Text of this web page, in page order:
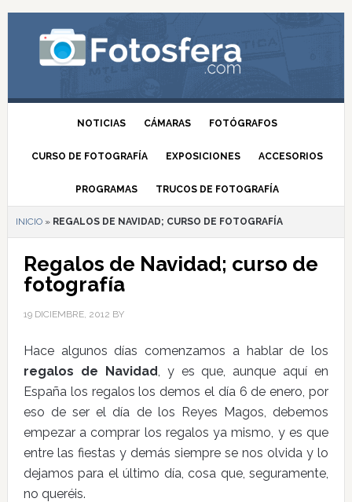
NOTICIAS CÁMARAS FOTÓGRAFOS
CURSO DE FOTOGRAFÍA EXPOSICIONES ACCESORIOS
PROGRAMAS TRUCOS DE FOTOGRAFÍA
INICIO» REGALOS DE NAVIDAD; CURSO DE FOTOGRAFÍA
Regalos de Navidad; curso de
fotografía
19 DICIEMBRE, 2012 BY
Hace algunos días comenzamos a hablar de los
regalos de Navidad, y es que, aunque aquí en
España los regalos los demos el día 6 de enero, por
eso de ser el día de los Reyes Magos, debemos
empezar a comprar los regalos ya mismo, y es que
entre las fiestas y demás siempre se nos olvida y lo
dejamos para el último día, cosa que, seguramente,
no queréis.